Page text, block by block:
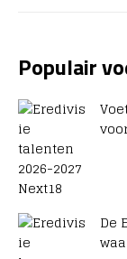
Populair
De